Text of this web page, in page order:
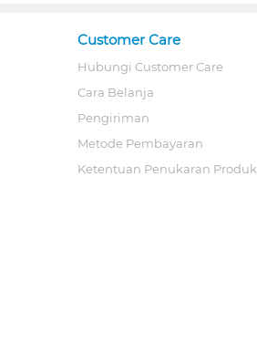
Customer Care
Hubungi Customer Care
Cara Belanja
Pengiriman
Metode Pembayaran
Ketentuan Penukaran Produk